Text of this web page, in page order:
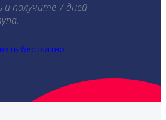
и получите 7 дней
бесплатно